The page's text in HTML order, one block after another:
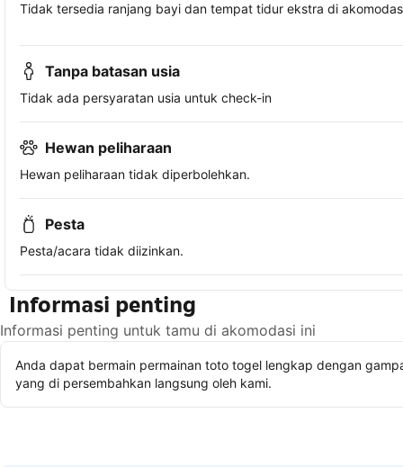
Tidak tersedia ranjang bayi dan tempat tidur ekstra di
Tanpa batasan usia
Tidak ada persyaratan usia untuk check-in
Hewan peliharaan
Hewan peliharaan tidak diperbolehkan.
Pesta
Pesta/acara tidak diizinkan.
Informasi penting
Informasi penting untuk tamu di akomodasi ini
Anda dapat bermain permainan toto togel lengkap dengan
yang di persembahkan langsung oleh kami.